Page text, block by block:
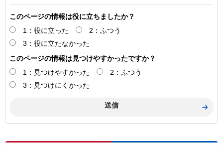
このページの情報は役に立ちましたか？
1：役に立った
2：ふつう
3：役に立たなかった
このページの情報は見つけやすかったですか？
1：見つけやすかった
2：ふつう
3：見つけにくかった